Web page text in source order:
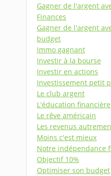
Gagner de l'argent
Finances
Gagner de l'argent
budget
Immo gagnant
Investir à la bourse
Investir en actions
Investissement petit
Le club argent
L'éducation financière
Le rêve américain
Les revenus
Moins c'est mieux
Notre indépendance
Objectif 10%
Optimiser son budget